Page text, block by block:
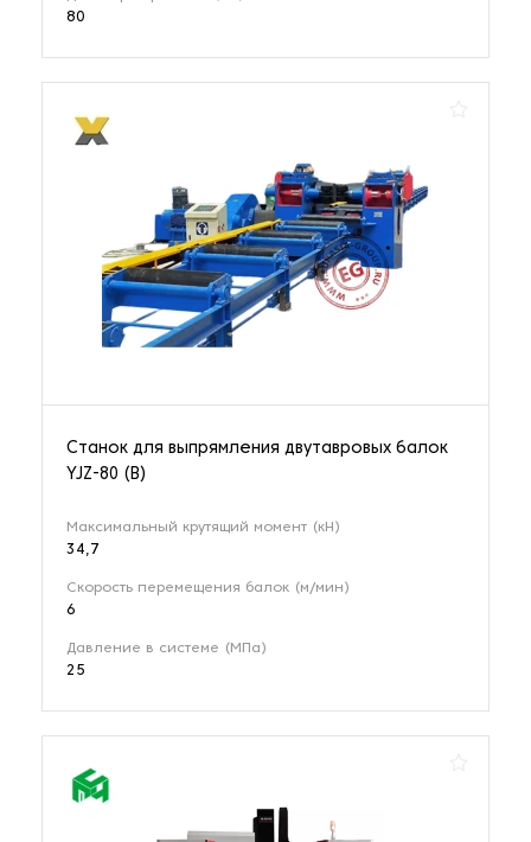
80
Станок для выпрямления двутавровых балок
YJZ-80 (B)
Максимальный крутящий момент (кН)
34,7
Скорость перемещения балок (м/мин)
6
Давление в системе (МПа)
25